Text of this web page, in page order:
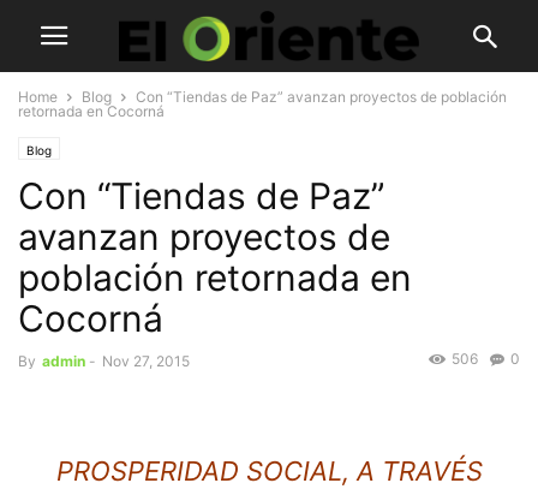
Home Blog
Con “Tiendas de Paz” avanzan proyectos de población
retornada en Cocorná
Blog
Con “Tiendas de Paz”
avanzan proyectos de
población retornada en
Cocorná
By admin - Nov 27, 2015 0
506
PROSPERIDAD SOCIAL, A TRAVÉS